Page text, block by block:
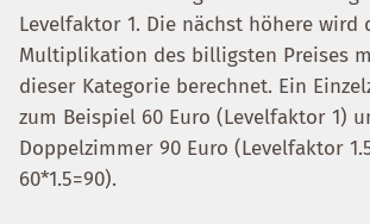
Levelfaktor 1. Die nächst höhere wird
Multiplikation des billigsten Preises
dieser Kategorie berechnet. Ein
zum Beispiel 60 Euro (Levelfaktor 1)
Doppelzimmer 90 Euro (Levelfaktor
60*1.5=90).